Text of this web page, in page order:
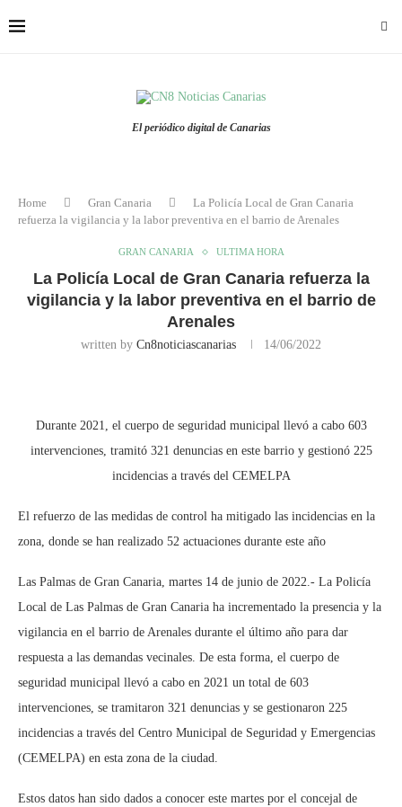
El periódico digital de Canarias
Home Gran Canaria
La Policía Local de Gran Canaria
refuerza la vigilancia y la labor preventiva en el barrio de Arenales
GRAN CANARIA ULTIMA HORA
La Policía Local de Gran Canaria refuerza la
vigilancia y la labor preventiva en el barrio de
Arenales
written by Cn8noticiascanarias 14/06/2022
Durante 2021, el cuerpo de seguridad municipal llevó a cabo 603
intervenciones, tramitó 321 denuncias en este barrio y gestionó 225
incidencias a través del CEMELPA
El refuerzo de las medidas de control ha mitigado las incidencias en la
zona, donde se han realizado 52 actuaciones durante este año
Las Palmas de Gran Canaria, martes 14 de junio de 2022.- La Policía
Local de Las Palmas de Gran Canaria ha incrementado la presencia y la
vigilancia en el barrio de Arenales durante el último año para dar
respuesta a las demandas vecinales. De esta forma, el cuerpo de
seguridad municipal llevó a cabo en 2021 un total de 603
intervenciones, se tramitaron 321 denuncias y se gestionaron 225
incidencias a través del Centro Municipal de Seguridad y Emergencias
(CEMELPA) en esta zona de la ciudad.
Estos datos han sido dados a conocer este martes por el concejal de